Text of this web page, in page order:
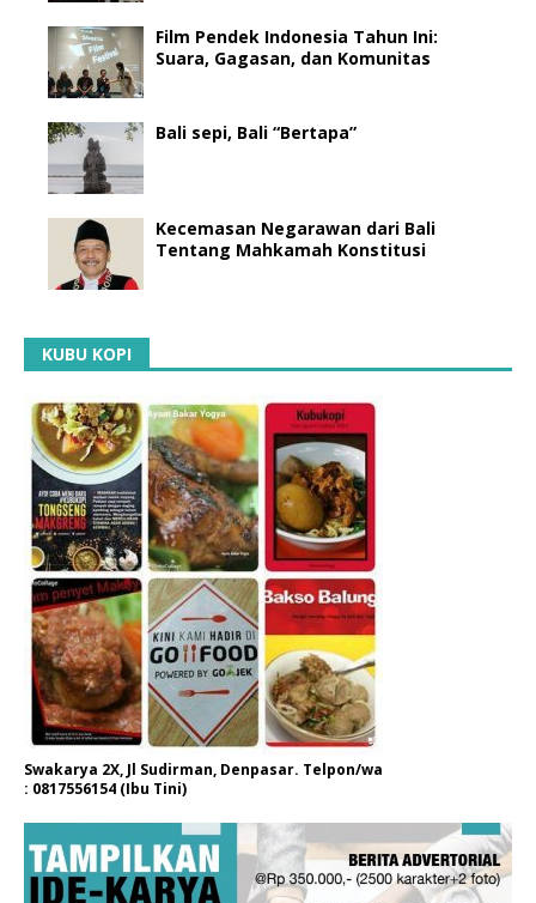
Film Pendek Indonesia Tahun Ini:
Suara, Gagasan, dan Komunitas
Bali sepi, Bali “Bertapa”
Kecemasan Negarawan dari Bali
Tentang Mahkamah Konstitusi
KUBU KOPI
Swakarya 2X, Jl Sudirman, Denpasar. Telpon/wa
: 0817556154 (Ibu Tini)